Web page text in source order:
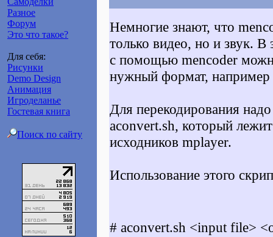
Разное
Форум
Это что такое?
Для себя:
Рисунки
Demo Design
Анимация
Игроделанье
Гостевая книга
Поиск по сайту
Немногие знают, что
только видео, но и звук. В
с помощью mencoder
нужный формат, например
Для перекодирования
aconvert.sh, который
исходников mplayer.
Использование этого
# aconvert.sh <input file>